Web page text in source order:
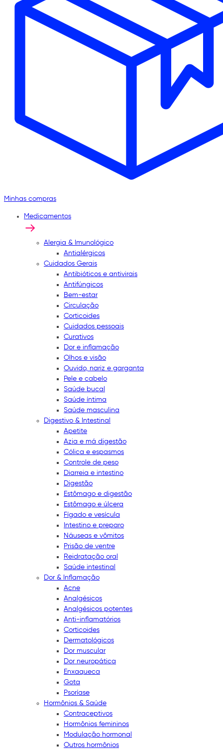
Minhas compras
Medicamentos
Alergia & Imunológico
Antialérgicos
Cuidados Gerais
Antibióticos e antivirais
Antifúngicos
Bem-estar
Circulação
Corticoides
Cuidados pessoais
Curativos
Dor e inflamação
Olhos e visão
Ouvido, nariz e garganta
Pele e cabelo
Saúde bucal
Saúde íntima
Saúde masculina
Digestivo & Intestinal
Apetite
Azia e má digestão
Cólica e espasmos
Controle de peso
Diarreia e intestino
Digestão
Estômago e digestão
Estômago e úlcera
Fígado e vesícula
Intestino e preparo
Náuseas e vômitos
Prisão de ventre
Reidratação oral
Saúde intestinal
Dor & Inflamação
Acne
Analgésicos
Analgésicos potentes
Anti-inflamatórios
Corticoides
Dermatológicos
Dor muscular
Dor neuropática
Enxaqueca
Gota
Psoríase
Hormônios & Saúde
Contraceptivos
Hormônios femininos
Modulação hormonal
Outros hormônios